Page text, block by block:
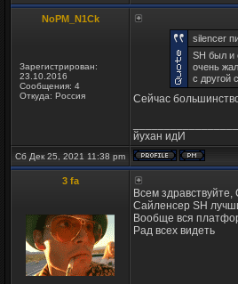
NoPM_N1Ck
Зарегистрирован:
23.10.2016
Сообщения: 4
Откуда: Россия
silencer
SH был и
очень
с другой
Сейчас
йухан идИ
Сб Дек 25, 2021 11:38 pm
3 fa
Всем
Сайленсер SH
Вообще вся
Рад всех видеть